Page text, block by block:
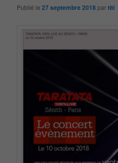
Publié le27 septembre 2018 partiti